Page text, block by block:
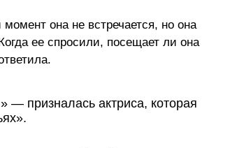
она не встречается, но она
ее спросили, посещает ли она
— призналась актриса, которая